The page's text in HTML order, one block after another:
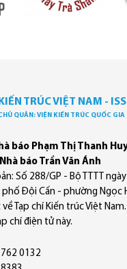
TRÚC VIỆT NAM -
QUẢN: VIỆN KIẾN TRÚC QUỐC GIA
báo Phạm Thị Thanh
Nhà báo Trần Văn Ánh
Số 288/GP - Bộ TTTT
phố Đội Cấn - phường Ngọc
Tạp chí Kiến trúc Việt
chí điện tử này.
0132